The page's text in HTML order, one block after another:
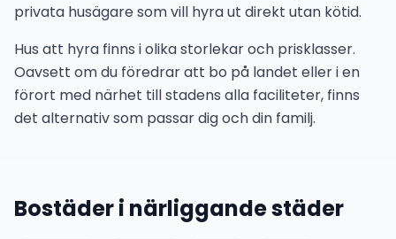
privata husägare som vill hyra ut direkt utan kötid.
Hus att hyra finns i olika storlekar och prisklasser.
Oavsett om du föredrar att bo på landet eller i en
förort med närhet till stadens alla faciliteter, finns
det alternativ som passar dig och din familj.
Bostäder i närliggande städer